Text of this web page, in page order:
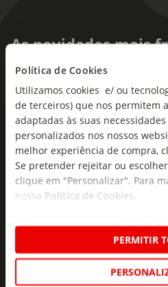
Política de Cookies
Utilizamos cookies e/ ou
de terceiros) que nos permitem
adaptadas às suas
personalizados nos nossos
melhor experiência de compra,
Se pretender rejeitar ou
clique em "Personalizar". Para
nossa Política de Cookies
PERMITIR
As novidades mais
seu e-mail!
Subscreva e descubra
ofertas e novidades para si.
Insira o seu e-
mail
Fale Connosco
Formulário de Contacto